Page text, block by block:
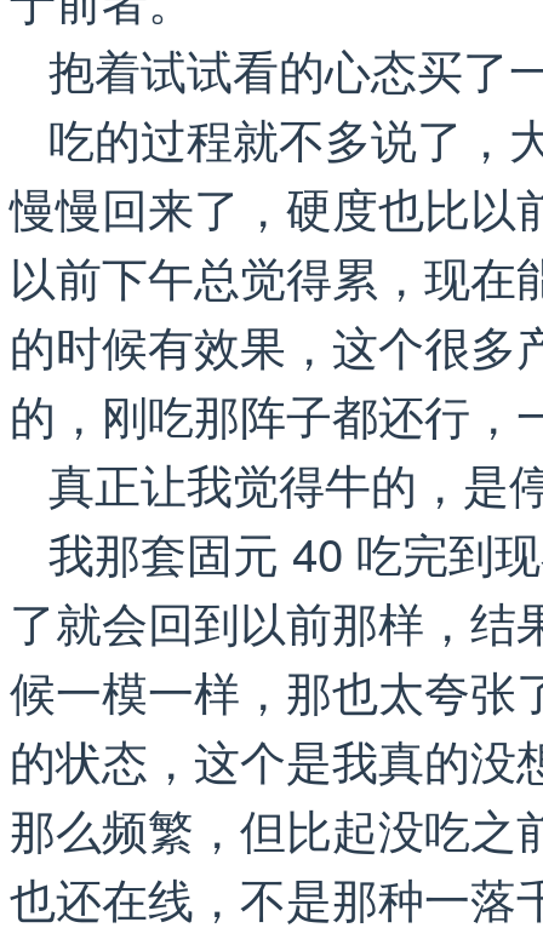
抱着试试看的心态买了
吃的过程就不多说了，
慢慢回来了，硬度也比以
以前下午总觉得累，现
的时候有效果，这个很多
的，刚吃那阵子都还行，
真正让我觉得牛的，是
我那套固元 40 吃完到
了就会回到以前那样，
候一模一样，那也太夸张
的状态，这个是我真的没
那么频繁，但比起没吃之
也还在线，不是那种一落